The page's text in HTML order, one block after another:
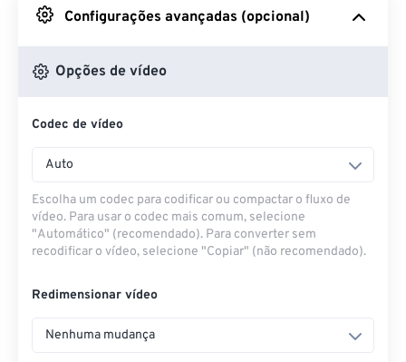
Do Google Drive
Do OneDrive
Configurações avançadas (opcional)
Opções de vídeo
Codec de vídeo
Auto
Escolha um codec para codificar ou compactar o fluxo de
vídeo. Para usar o codec mais comum, selecione
"Automático" (recomendado). Para converter sem
recodificar o vídeo, selecione "Copiar" (não recomendado).
Redimensionar vídeo
Nenhuma mudança